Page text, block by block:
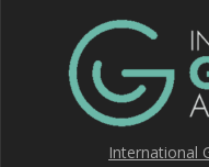
International